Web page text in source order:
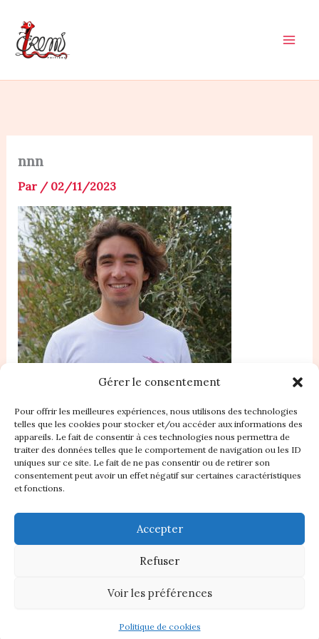
Gérer le consentement
Pour offrir les meilleures expériences, nous utilisons des technologies
telles que les cookies pour stocker et/ou accéder aux informations des
appareils. Le fait de consentir à ces technologies nous permettra de
traiter des données telles que le comportement de navigation ou les ID
uniques sur ce site. Le fait de ne pas consentir ou de retirer son
consentement peut avoir un effet négatif sur certaines caractéristiques
et fonctions.
Accepter
Refuser
Voir les préférences
Politique de cookies
contenu
nnn
Par / 02/11/2023
Accueil
Nos Statuts
Plan du site
Contact
Boutique